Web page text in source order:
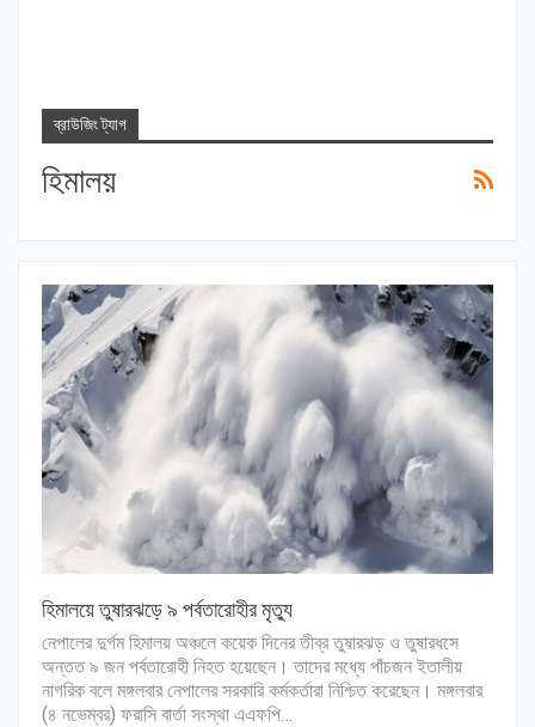
ব্রাউজিং ট্যাগ
হিমালয়
হিমালয়ে তুষারঝড়ে ৯ পর্বতারোহীর মৃত্যু
নেপালের দুর্গম হিমালয় অঞ্চলে কয়েক দিনের তীব্র তুষারঝড় ও তুষারধসে
অন্তত ৯ জন পর্বতারোহী নিহত হয়েছেন। তাদের মধ্যে পাঁচজন ইতালীয়
নাগরিক বলে মঙ্গলবার নেপালের সরকারি কর্মকর্তারা নিশ্চিত করেছেন। মঙ্গলবার
(৪ নভেম্বর) ফরাসি বার্তা সংস্থা এএফপি…